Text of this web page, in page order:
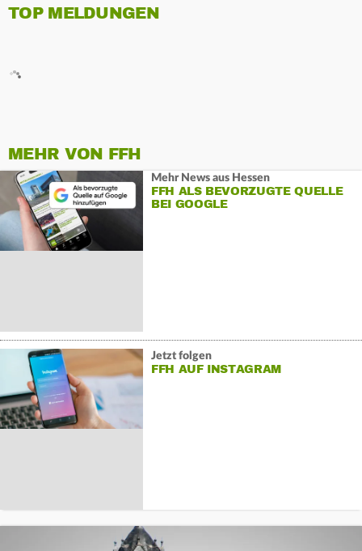
TOP MELDUNGEN
MEHR VON FFH
Mehr News aus Hessen
FFH ALS BEVORZUGTE QUELLE
BEI GOOGLE
Jetzt folgen
FFH AUF INSTAGRAM